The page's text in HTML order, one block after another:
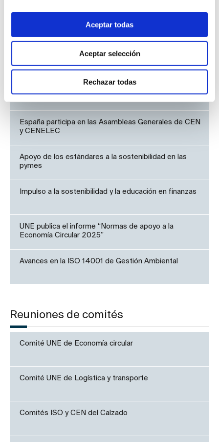
Aceptar todas
Aceptar selección
Rechazar todas
Alianza global entre ISO y ONU: impulsar la
instalaciones eléctricas
España participa en las Asambleas Generales de CEN
y CENELEC
Apoyo de los estándares a la sostenibilidad en las
pymes
Impulso a la sostenibilidad y la educación en finanzas
UNE publica el informe “Normas de apoyo a la
Economía Circular 2025”
Avances en la ISO 14001 de Gestión Ambiental
Reuniones de comités
Comité UNE de Economía circular
Comité UNE de Logística y transporte
Comités ISO y CEN del Calzado